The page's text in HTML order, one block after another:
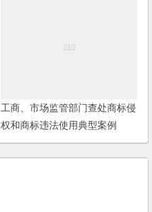
工商、市场监管部门查处商标侵
权和商标违法使用典型案例